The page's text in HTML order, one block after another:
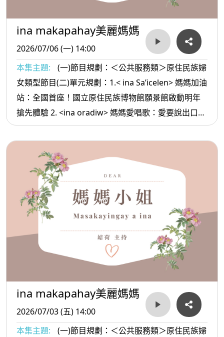
ina makapahay美麗媽媽
2026/07/06 (一) 14:00
本集主題:
(一)節目規劃：＜公共服務類＞原住民族婦
女類型節目(二)單元規劃：1.< ina Sa’icelen> 媽媽加油
站：全國首座！國立原住民族博物館願景館啟動明年
搶先體驗 2. <ina oradiw> 媽媽愛唱歌：愛要說出口
+感謝有妳陪伴 3.< ina Masa’sa >媽媽放輕鬆:說話的
技巧
ina makapahay美麗媽媽
2026/07/03 (五) 14:00
本集主題:
(一)節目規劃：＜公共服務類＞原住民族婦